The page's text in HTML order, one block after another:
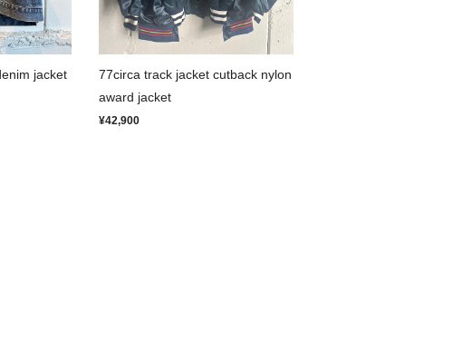
jacket
77circa track jacket cutback nylon
award jacket
¥42,900